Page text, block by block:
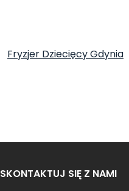
Fryzjer Dziecięcy Gdynia
SKONTAKTUJ SIĘ Z NAMI